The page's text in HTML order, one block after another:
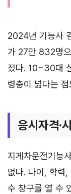
2024년 기능사
가 27만 832명
졌다. 10~30대
령층이 넓다는
응시자격·
지게차운전기능
없다. 나이, 학력
수 창구를 열 수